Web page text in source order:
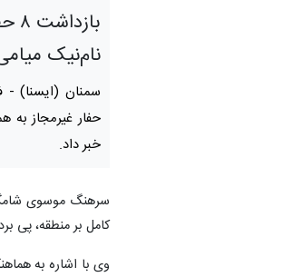
نام‌نیک
سمنان (ایسنا) -
حفار غیرمجاز به
خبر داد.
سرهنگ موسوی
کامل بر منطقه، پی
وی با اشاره به